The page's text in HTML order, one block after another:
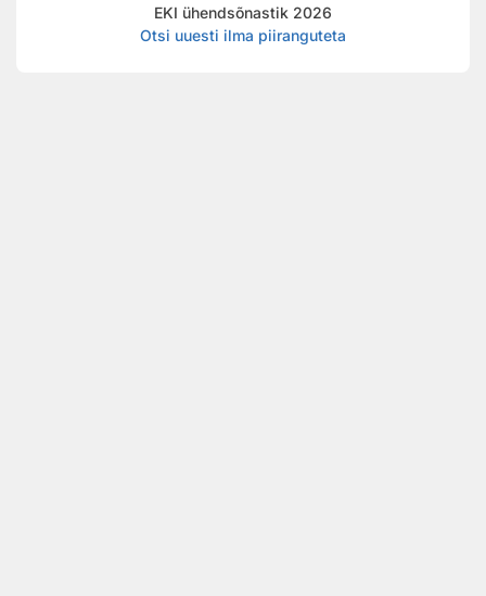
EKI ühendsõnastik 2026
Otsi uuesti ilma piiranguteta